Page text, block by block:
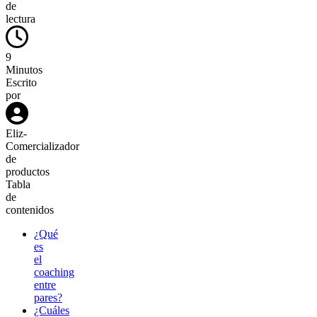
de
lectura
9
Minutos
Escrito
por
Eliz-
Comercializador
de
productos
Tabla
de
contenidos
¿Qué
es
el
coaching
entre
pares?
¿Cuáles